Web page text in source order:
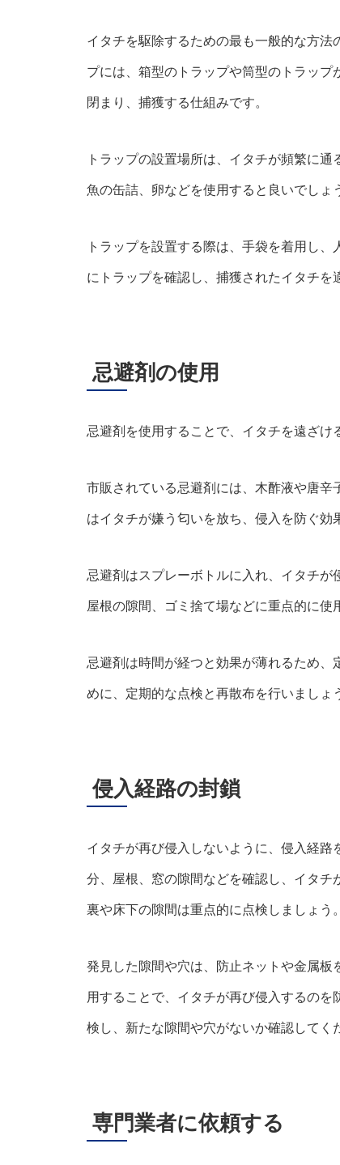
イタチを駆除するための最も一般的な方
プには、箱型のトラップや筒型のトラッ
閉まり、捕獲する仕組みです。
トラップの設置場所は、イタチが頻繁に
魚の缶詰、卵などを使用すると良いでしょ
トラップを設置する際は、手袋を着用し
にトラップを確認し、捕獲されたイタチを
忌避剤の使用
忌避剤を使用することで、イタチを遠ざけ
市販されている忌避剤には、木酢液や唐辛
はイタチが嫌う匂いを放ち、侵入を防ぐ効
忌避剤はスプレーボトルに入れ、イタチ
屋根の隙間、ゴミ捨て場などに重点的に使
忌避剤は時間が経つと効果が薄れるため
めに、定期的な点検と再散布を行いましょ
侵入経路の封鎖
イタチが再び侵入しないように、侵入経
分、屋根、窓の隙間などを確認し、イタ
裏や床下の隙間は重点的に点検しましょう。
発見した隙間や穴は、防止ネットや金属
用することで、イタチが再び侵入するの
検し、新たな隙間や穴がないか確認してく
専門業者に依頼する